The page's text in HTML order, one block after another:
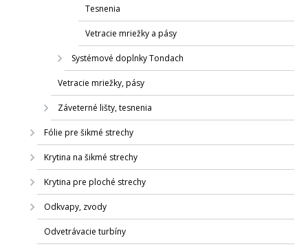
Tesnenia
Vetracie mriežky a pásy
Systémové doplnky Tondach
Vetracie mriežky, pásy
Záveterné lišty, tesnenia
Fólie pre šikmé strechy
Krytina na šikmé strechy
Krytina pre ploché strechy
Odkvapy, zvody
Odvetrávacie turbíny